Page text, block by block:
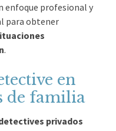
enfoque profesional y
para obtener
.
en
de familia
privados